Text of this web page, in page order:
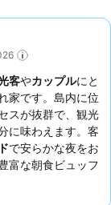
客やカップルにと
家です。島内に位
スが抜群で、観光
に味わえます。客
で安らかな夜をお
富な朝食ビュッフ